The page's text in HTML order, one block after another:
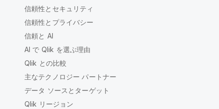
信頼性とセキュリティ
信頼性とプライバシー
信頼と AI
AI で Qlik を選ぶ理由
Qlik との比較
主なテクノロジー パートナー
データ ソースとターゲット
Qlik リージョン